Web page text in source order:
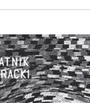
– Bohdana Pniewskiego.
socrealistycznych
warsztat sowiecki orientalizm,
artystami
Anny Łazar, Karola
Trzeciak, Miłosza
Marcina Zglińskiego oraz